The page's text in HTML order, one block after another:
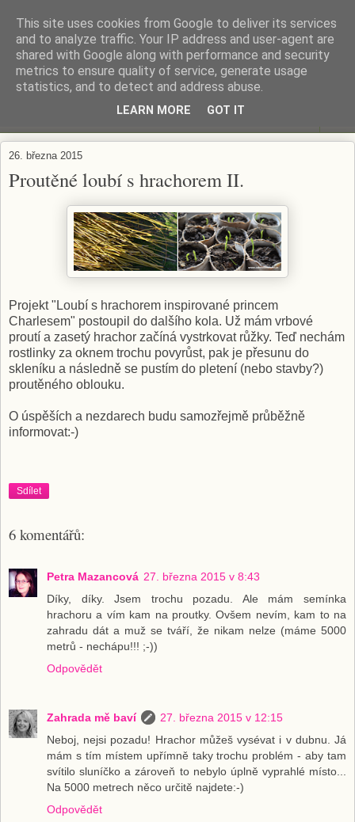
ZAHRADA MĚ BAVÍ
Zahradničení s respektem...
26. března 2015
Proutěné loubí s hrachorem II.
Projekt "Loubí s hrachorem inspirované princem
Charlesem" postoupil do dalšího kola. Už mám vrbové
proutí a zasetý hrachor začíná vystrkovat růžky. Teď nechám
rostlinky za oknem trochu povyrůst, pak je přesunu do
skleníku a následně se pustím do pletení (nebo stavby?)
proutěného oblouku.
O úspěších a nezdarech budu samozřejmě průběžně
informovat:-)
Sdílet
6 komentářů:
Petra Mazancová 27. března 2015 v 8:43
Díky, díky. Jsem trochu pozadu. Ale mám semínka
hrachoru a vím kam na proutky. Ovšem nevím, kam to na
zahradu dát a muž se tváří, že nikam nelze (máme 5000
metrů - nechápu!!! ;-))
Odpovědět
Zahrada mě baví
27. března 2015 v 12:15
Neboj, nejsi pozadu! Hrachor můžeš vysévat i v dubnu. Já
mám s tím místem upřímně taky trochu problém - aby tam
svítilo sluníčko a zároveň to nebylo úplně vyprahlé místo...
Na 5000 metrech něco určitě najdete:-)
Odpovědět
This site uses cookies from Google to deliver its services
and to analyze traffic. Your IP address and user-agent are
shared with Google along with performance and security
metrics to ensure quality of service, generate usage
statistics, and to detect and address abuse.
LEARN MORE GOT IT